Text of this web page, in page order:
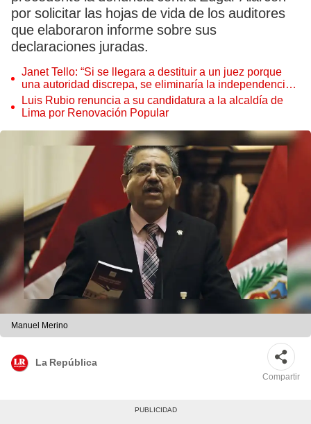
por solicitar las hojas de vida de los auditores
que elaboraron informe sobre sus
declaraciones juradas.
Janet Tello: “Si se llegara a destituir a un juez porque
una autoridad discrepa, se eliminaría la independencia
judicial”
Luis Rubio renuncia a su candidatura a la alcaldía de
Lima por Renovación Popular
Manuel Merino
La República
Compartir